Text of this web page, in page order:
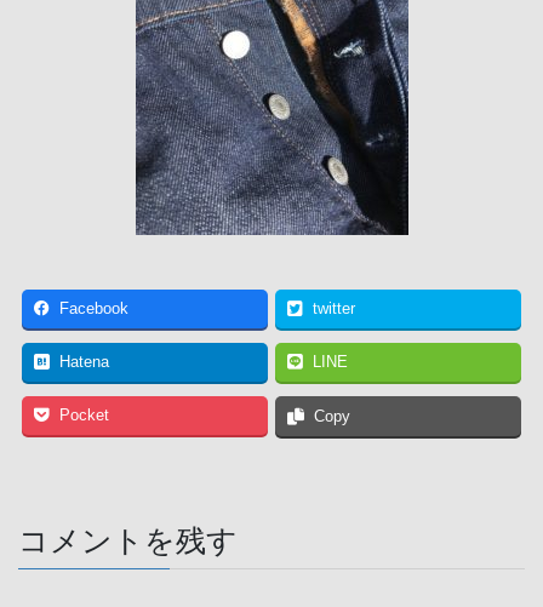
Facebook twitter
Hatena LINE
Pocket Copy
コメントを残す